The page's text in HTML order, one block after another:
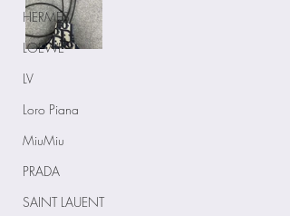
HERMES
LOEWE
LV
Loro Piana
MiuMiu
PRADA
SAINT LAUENT